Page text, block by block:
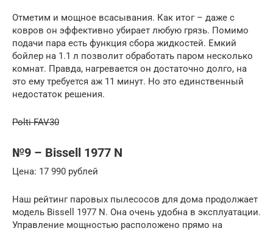
Отметим и мощное всасывания. Как итог – даже с
ковров он эффективно убирает любую грязь. Помимо
подачи пара есть функция сбора жидкостей. Емкий
бойлер на 1.1 л позволит обработать паром несколько
комнат. Правда, нагревается он достаточно долго, на
это ему требуется аж 11 минут. Но это единственный
недостаток решения.
Polti FAV30
№9 – Bissell 1977 N
Цена: 17 990 рублей
Наш рейтинг паровых пылесосов для дома продолжает
модель Bissell 1977 N. Она очень удобна в эксплуатации.
Управление мощностью расположено прямо на